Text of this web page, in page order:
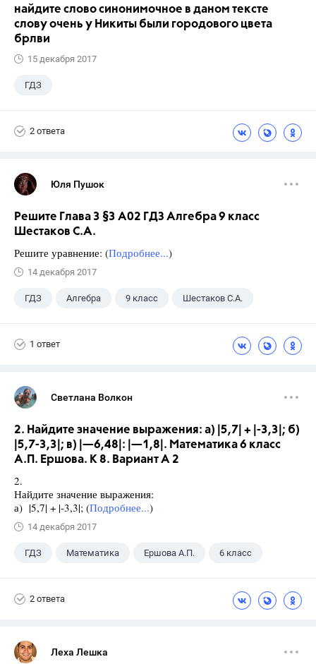
найдите слово синонимочное в даном тексте
слову очень у Никиты были городового цвета
брлви
15 декабря 2017
ГДЗ
2 ответа
Юля Пушок
Решите Глава 3 §3 А02 ГДЗ Алгебра 9 класс
Шестаков С.А.
Решите уравнение: (Подробнее...)
14 декабря 2017
ГДЗ Алгебра 9 класс Шестаков С.А.
1 ответ
Светлана Волкон
2. Найдите значение выражения: а) |5,7| + |-3,3|; б)
|5,7-3,3|; в) |—6,48|: |—1,8|. Математика 6 класс
А.П. Ершова. К 8. Вариант А 2
2.
Найдите значение выражения:
а) |5,7| + |-3,3|; (Подробнее...)
14 декабря 2017
ГДЗ Математика Ершова А.П. 6 класс
2 ответа
Леха Лешка